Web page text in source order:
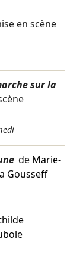
en scène
sur la
de Marie-
Gousseff